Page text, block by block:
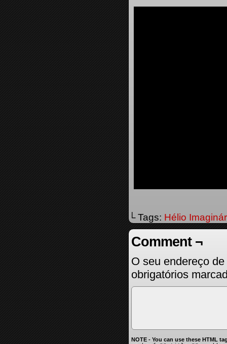
└ Tags: Hélio
Comment ¬
O seu endereço
obrigatórios
NOTE - You can use these HTML